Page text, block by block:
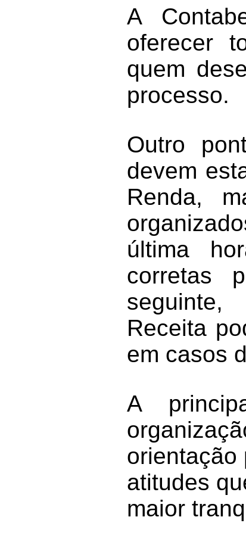
A
oferecer
quem
processo.
Outro
devem
Renda,
última
corretas
Receita
em casos
A
orientação
atitudes
maior